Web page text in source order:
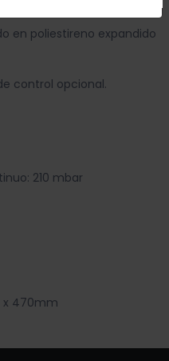
en poliestireno expandido
control opcional.
210 mbar
x 470mm